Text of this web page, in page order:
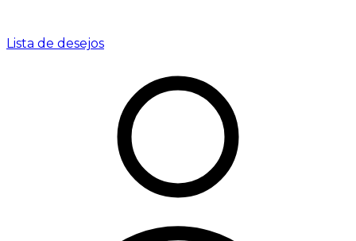
Lista de desejos